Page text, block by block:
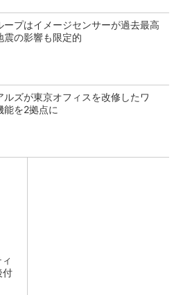
ープはイメージセンサーが過去最高
震の影響も限定的
ルズが東京オフィスを改修したワ
能を2拠点に
付